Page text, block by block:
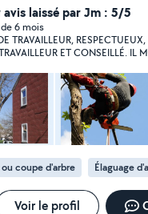
du côté du jardin
les taillage de
de jardin , travaux
Bien à vous .
laissé par Jm : 5/5
6 mois
TRAVAILLEUR,
ET CONSEILLÉ. IL
VOUS ÊTES LES MEILLEURS
D'AVANTAGE
ou coupe d'arbre Élaguage
Voir le profil